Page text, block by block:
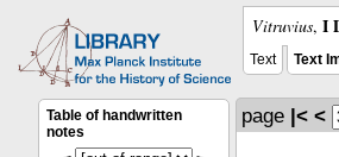
Vitruvius, I
Text Text
Table of handwritten
notes
page |< <